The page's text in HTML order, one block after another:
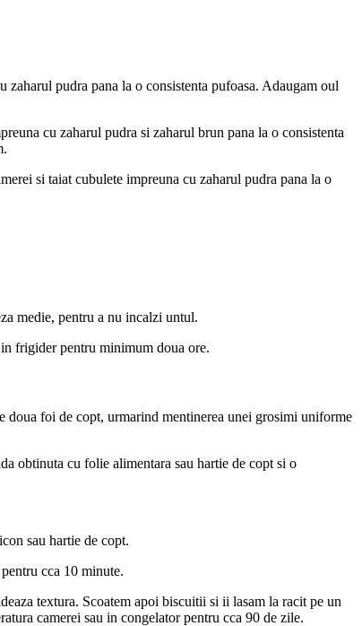
pudra pana la o consistenta pufoasa. Adaugam oul
cu zaharul pudra si zaharul brun pana la o consistenta
si taiat cubulete impreuna cu zaharul pudra pana la o
medie, pentru a nu incalzi untul.
frigider pentru minimum doua ore.
doua foi de copt, urmarind mentinerea unei grosimi uniforme
obtinuta cu folie alimentara sau hartie de copt si o
sau hartie de copt.
cca 10 minute.
textura. Scoatem apoi biscuitii si ii lasam la racit pe un
camerei sau in congelator pentru cca 90 de zile.